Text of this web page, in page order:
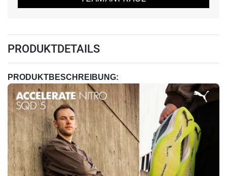
PRODUKTDETAILS
PRODUKTBESCHREIBUNG: